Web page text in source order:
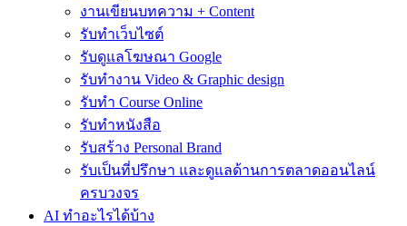
งานเขียนบทความ + Content
รับทำเว็บไซต์
รับดูแลโฆษณา Google
รับทำงาน Video & Graphic design
รับทำ Course Online
รับทำหนังสือ
รับสร้าง Personal Brand
รับเป็นที่ปรึกษา และดูแลด้านการตลาดออนไลน์
ครบวงจร
AI ทำอะไรได้บ้าง